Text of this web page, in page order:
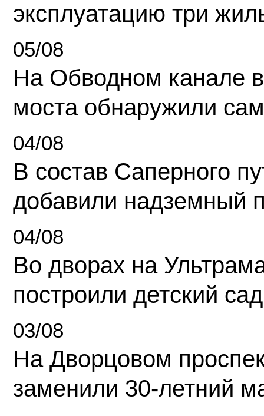
эксплуатацию три
05/08
На Обводном канале
моста обнаружили
04/08
В состав Саперного
добавили надземный
04/08
Во дворах на
построили детский сад
03/08
На Дворцовом
заменили 30-летний